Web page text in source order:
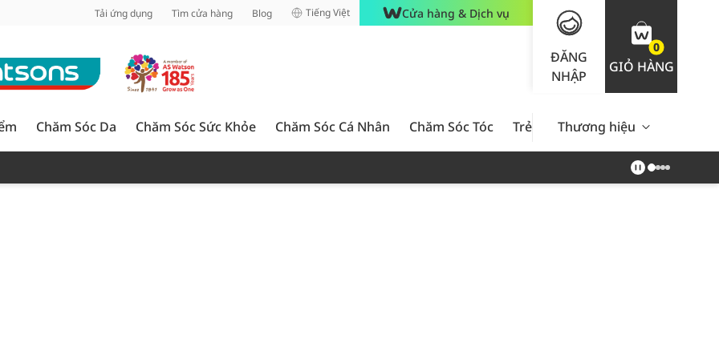
Tải ứng dụng Tìm cửa hàng Blog Tiếng Việt Cửa hàng & Dịch vụ
ĐĂNG
NHẬP
0
GIỎ HÀNG
Chăm Sóc Da Chăm Sóc Sức Khỏe Chăm Sóc Cá Nhân Chăm Sóc Tóc Trẻ Em Nam Giới Chăm Sóc
Thương hiệu